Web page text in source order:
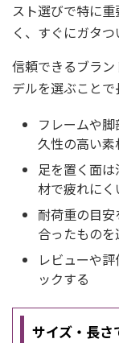
スト選びで特に
く、すぐにガタ
信頼できるブラ
デルを選ぶことで
フレームや
久性の高い
足を置く面
材で疲れに
耐荷重の目
合ったものを
レビューや
ックする
サイズ・長さ